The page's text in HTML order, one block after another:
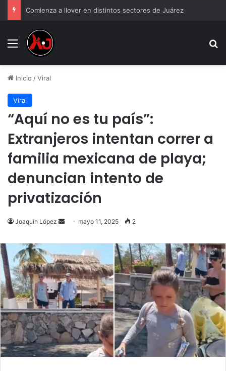
Comienza a llover en distintos sectores de Juárez
Menu
Inicio /Viral
Viral
“Aquí no es tu país”:
Extranjeros intentan correr a
familia mexicana de playa;
denuncian intento de
privatización
Joaquín López
Send
email
mayo 11, 2025 2